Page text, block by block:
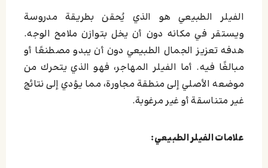
الفيلر الطبيعي هو الذي يُحقن بطريقة مدروسة
ويستقر في مكانه دون أن يخل بتوازن ملامح الوجه.
هدفه تعزيز الجمال الطبيعي دون أن يبدو مصطنعًا أو
مبالغًا فيه. أما الفيلر المهاجر، فهو الذي يتحرك من
موضعه الأصلي إلى منطقة مجاورة، مما يؤدي إلى نتائج
غير متناسقة أو غير مرغوبة.
علامات الفيلر الطبيعي: